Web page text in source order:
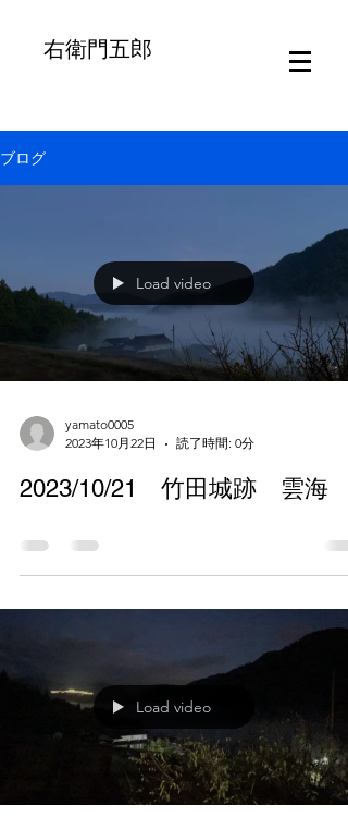
右衛門五郎
ブログ
Load video
yamato0005
2023年10月22日
読了時間: 0分
2023/10/21 竹田城跡 雲海
Load video